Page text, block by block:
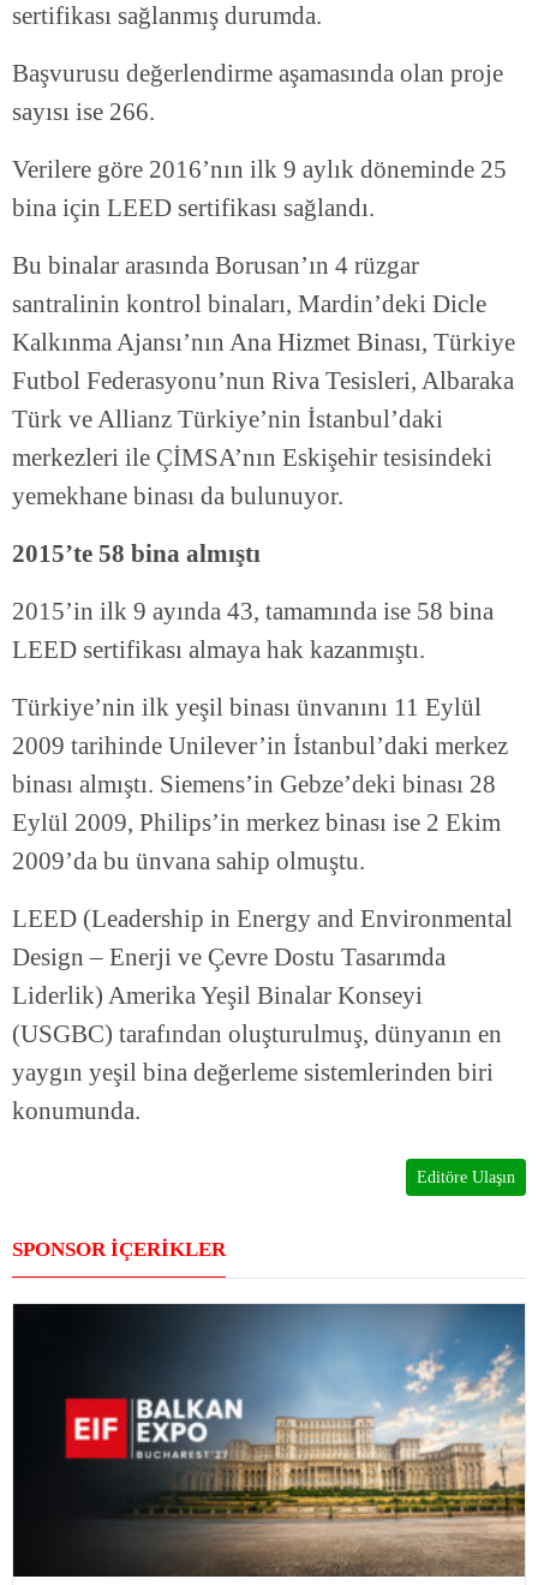
sertifikası sağlanmış durumda.
Başvurusu değerlendirme aşamasında olan proje
sayısı ise 266.
Verilere göre 2016’nın ilk 9 aylık döneminde 25
bina için LEED sertifikası sağlandı.
Bu binalar arasında Borusan’ın 4 rüzgar
santralinin kontrol binaları, Mardin’deki Dicle
Kalkınma Ajansı’nın Ana Hizmet Binası, Türkiye
Futbol Federasyonu’nun Riva Tesisleri, Albaraka
Türk ve Allianz Türkiye’nin İstanbul’daki
merkezleri ile ÇİMSA’nın Eskişehir tesisindeki
yemekhane binası da bulunuyor.
2015’te 58 bina almıştı
2015’in ilk 9 ayında 43, tamamında ise 58 bina
LEED sertifikası almaya hak kazanmıştı.
Türkiye’nin ilk yeşil binası ünvanını 11 Eylül
2009 tarihinde Unilever’in İstanbul’daki merkez
binası almıştı. Siemens’in Gebze’deki binası 28
Eylül 2009, Philips’in merkez binası ise 2 Ekim
2009’da bu ünvana sahip olmuştu.
LEED (Leadership in Energy and Environmental
Design – Enerji ve Çevre Dostu Tasarımda
Liderlik) Amerika Yeşil Binalar Konseyi
(USGBC) tarafından oluşturulmuş, dünyanın en
yaygın yeşil bina değerleme sistemlerinden biri
konumunda.
Editöre Ulaşın
SPONSOR İÇERİKLER